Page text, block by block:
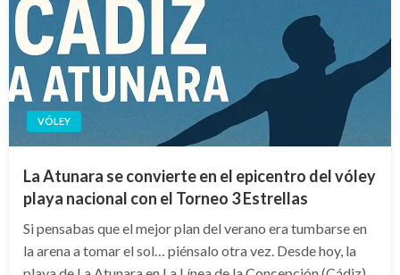
VÓLEY
La Atunara se convierte en el epicentro del vóley
playa nacional con el Torneo 3 Estrellas
Si pensabas que el mejor plan del verano era tumbarse en
la arena a tomar el sol… piénsalo otra vez. Desde hoy, la